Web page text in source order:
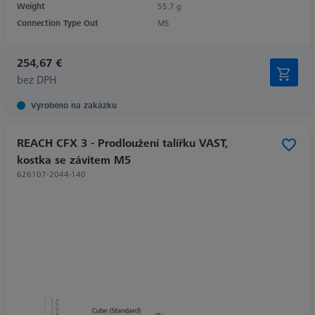
Weight
55,7 g
Connection Type Out
M5
254,67 €
bez DPH
Vyrobeno na zakázku
REACH CFX 3 - Prodloužení talířku VAST,
kostka se závitem M5
626107-2044-140